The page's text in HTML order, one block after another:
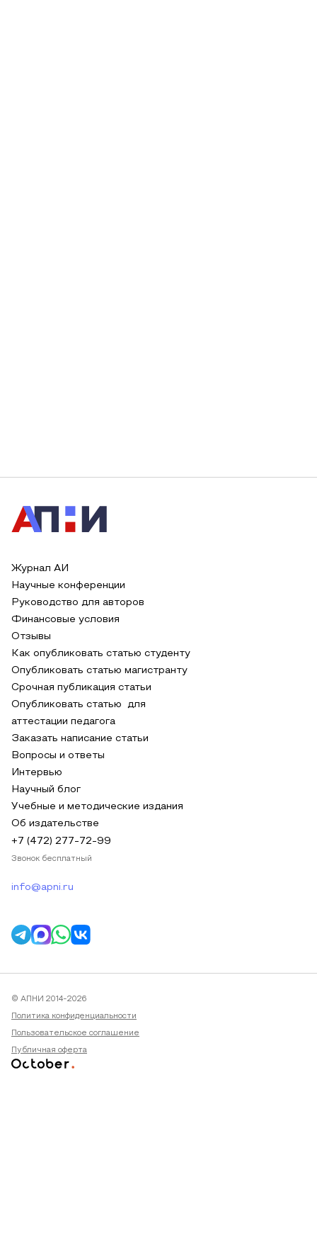
Журнал АИ
Научные конференции
Руководство для авторов
Финансовые условия
Отзывы
Как опубликовать статью студенту
Опубликовать статью магистранту
Срочная публикация статьи
Опубликовать статью для
аттестации педагога
Заказать написание статьи
Вопросы и ответы
Интервью
Научный блог
Учебные и методические издания
Об издательстве
+7 (472) 277-72-99
Звонок бесплатный
info@apni.ru
© АПНИ 2014-2026
Политика конфиденциальности
Пользовательское соглашение
Публичная оферта